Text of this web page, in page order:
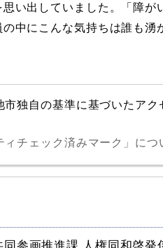
い出していました。「障が
中にこんな気持ちは誰も湧
市独自の基準に基づいたア
ィチェック済みマーク」につ
参画推進課 人権同和啓発